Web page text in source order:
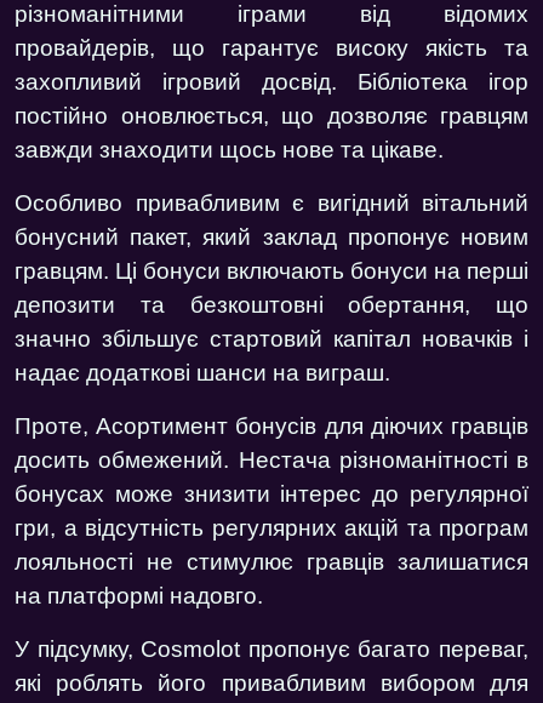
різноманітними іграми від відомих
провайдерів, що гарантує високу якість та
захопливий ігровий досвід. Бібліотека ігор
постійно оновлюється, що дозволяє гравцям
завжди знаходити щось нове та цікаве.
Особливо привабливим є вигідний вітальний
бонусний пакет, який заклад пропонує новим
гравцям. Ці бонуси включають бонуси на перші
депозити та безкоштовні обертання, що
значно збільшує стартовий капітал новачків і
надає додаткові шанси на виграш.
Проте, Асортимент бонусів для діючих гравців
досить обмежений. Нестача різноманітності в
бонусах може знизити інтерес до регулярної
гри, а відсутність регулярних акцій та програм
лояльності не стимулює гравців залишатися
на платформі надовго.
У підсумку, Cosmolot пропонує багато переваг,
які роблять його привабливим вибором для